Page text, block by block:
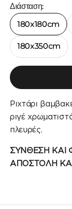
Διάσταση:
180x180cm
180x350cm
Ριχτάρι
ριγέ
πλευρές.
ΣΥΝΘΕΣΗ ΚΑΙ
ΑΠΟΣΤΟΛΗ